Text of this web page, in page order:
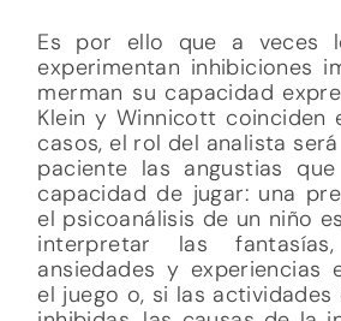
Es por ello que a veces
experimentan inhibiciones
merman su capacidad
Klein y Winnicott coinciden
casos, el rol del analista
paciente las angustias
capacidad de jugar: una
el psicoanálisis de un niño
interpretar las fantasías,
ansiedades y experiencias
el juego o, si las actividades